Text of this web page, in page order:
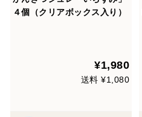
４個（クリアボックス入り）
¥1,980
送料 ¥1,080